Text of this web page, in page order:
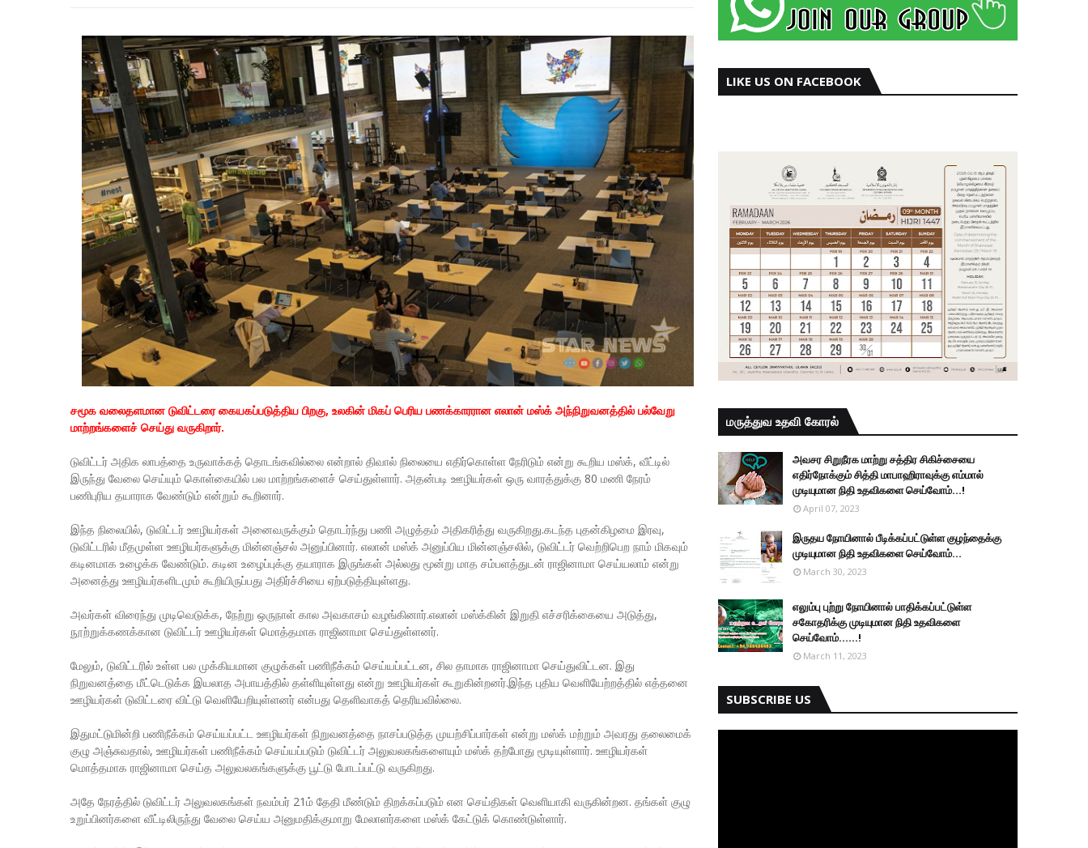
சமூக வலைதளமான டுவிட்டரை கையகப்படுத்திய பிறகு, உலகின் மிகப் பெரிய பணக்காரரான எலான் மஸ்க் அந்நிறுவனத்தில் பல்வேறு
மாற்றங்களைச் செய்து வருகிறார்.
டுவிட்டர் அதிக லாபத்தை உருவாக்கத் தொடங்கவில்லை என்றால் திவால் நிலையை எதிர்கொள்ள நேரிடும் என்று கூறிய மஸ்க், வீட்டில்
இருந்து வேலை செய்யும் கொள்கையில் பல மாற்றங்களைச் செய்துள்ளார். அதன்படி ஊழியர்கள் ஒரு வாரத்துக்கு 80 மணி நேரம்
பணிபுரிய தயாராக வேண்டும் என்றும் கூறினார்.
இந்த நிலையில், டுவிட்டர் ஊழியர்கள் அனைவருக்கும் தொடர்ந்து பணி அழுத்தம் அதிகரித்து வருகிறது.கடந்த புதன்கிழமை இரவு,
டுவிட்டரில் மீதமுள்ள ஊழியர்களுக்கு மின்னஞ்சல் அனுப்பினார். எலான் மஸ்க் அனுப்பிய மின்னஞ்சலில், டுவிட்டர் வெற்றிபெற நாம் மிகவும்
கடினமாக உழைக்க வேண்டும். கடின உழைப்புக்கு தயாராக இருங்கள் அல்லது மூன்று மாத சம்பளத்துடன் ராஜினாமா செய்யலாம் என்று
அனைத்து ஊழியர்களிடமும் கூறியிருப்பது அதிர்ச்சியை ஏற்படுத்தியுள்ளது.
அவர்கள் விரைந்து முடிவெடுக்க, நேற்று ஒருநாள் கால அவகாசம் வழங்கினார்.எலான் மஸ்க்கின் இறுதி எச்சரிக்கையை அடுத்து,
நூற்றுக்கணக்கான டுவிட்டர் ஊழியர்கள் மொத்தமாக ராஜினாமா செய்துள்ளனர்.
மேலும், டுவிட்டரில் உள்ள பல முக்கியமான குழுக்கள் பணிநீக்கம் செய்யப்பட்டன, சில தாமாக ராஜினாமா செய்துவிட்டன. இது
நிறுவனத்தை மீட்டெடுக்க இயலாத அபாயத்தில் தள்ளியுள்ளது என்று ஊழியர்கள் கூறுகின்றனர்.இந்த புதிய வெளியேற்றத்தில் எத்தனை
ஊழியர்கள் டுவிட்டரை விட்டு வெளியேறியுள்ளனர் என்பது தெளிவாகத் தெரியவில்லை.
இதுமட்டுமின்றி பணிநீக்கம் செய்யப்பட்ட ஊழியர்கள் நிறுவனத்தை நாசப்படுத்த முயற்சிப்பார்கள் என்று மஸ்க் மற்றும் அவரது தலைமைக்
குழு அஞ்சுவதால், ஊழியர்கள் பணிநீக்கம் செய்யப்படும் டுவிட்டர் அலுவலகங்களையும் மஸ்க் தற்போது மூடியுள்ளார். ஊழியர்கள்
மொத்தமாக ராஜினாமா செய்த அலுவலகங்களுக்கு பூட்டு போடப்பட்டு வருகிறது.
அதே நேரத்தில் டுவிட்டர் அலுவலகங்கள் நவம்பர் 21ம் தேதி மீண்டும் திறக்கப்படும் என செய்திகள் வெளியாகி வருகின்றன. தங்கள் குழு
உறுப்பினர்களை வீட்டிலிருந்து வேலை செய்ய அனுமதிக்குமாறு மேலாளர்களை மஸ்க் கேட்டுக் கொண்டுள்ளார்.
LIKE US ON FACEBOOK
மருத்துவ உதவி கோரல்
அவசர சிறுநீரக மாற்று சத்திர சிகிச்சையை
எதிர்நோக்கும் சித்தி மாபாஹிராவுக்கு எம்மால்
முடியுமான நிதி உதவிகளை செய்வோம்...!
April 07, 2023
இருதய நோயினால் பீடிக்கப்பட்டுள்ள குழந்தைக்கு
முடியுமான நிதி உதவிகளை செய்வோம்...
March 30, 2023
எலும்பு புற்று நோயினால் பாதிக்கப்பட்டுள்ள
சகோதரிக்கு முடியுமான நிதி உதவிகளை
செய்வோம்......!
March 11, 2023
SUBSCRIBE US